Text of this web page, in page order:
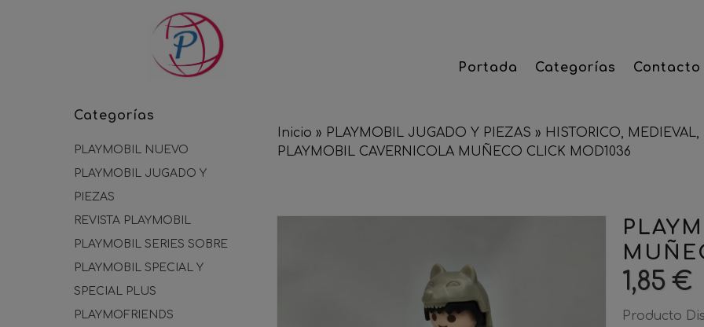
Portada Categorías Contacto
Categorías
PLAYMOBIL NUEVO
PLAYMOBIL JUGADO Y
PIEZAS
REVISTA PLAYMOBIL
PLAYMOBIL SERIES SOBRE
PLAYMOBIL SPECIAL Y
SPECIAL PLUS
PLAYMOFRIENDS
Inicio » PLAYMOBIL JUGADO Y PIEZAS » HISTORICO,
PLAYMOBIL CAVERNICOLA MUÑECO CLICK MOD1036
1,85 €
Producto